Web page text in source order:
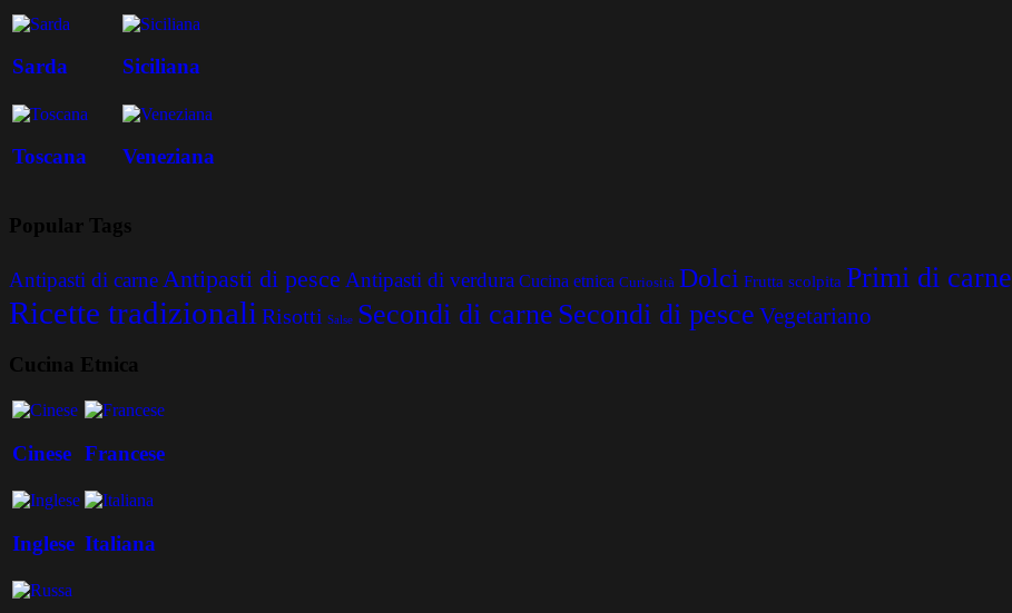
Sarda Siciliana
Toscana Veneziana
Popular Tags
Antipasti di carneAntipasti di pesce Antipasti di verdura Cucina etnica Curiosità Dolci Frutta scolpita Primi di carne
Ricette tradizionali Risotti Salse Secondi di carne Secondi di pesce Vegetariano
Cucina Etnica
Cinese Francese
Inglese Italiana